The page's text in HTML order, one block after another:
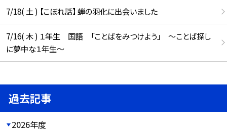
7/18( 土 ) 【こぼれ話】 蝉の羽化に出会いました
7/16( 木 ) １年生 国語 「ことばをみつけよう」 ～ことば探し
に夢中な１年生～
過去記事
2026年度